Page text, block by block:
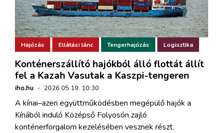
Hajózás Ellátási lánc Tengerhajózás Logisztika
Konténerszállító hajókból álló flottát állít
fel a Kazah Vasutak a Kaszpi-tengeren
iho.hu · 2026.05.19. 10:30
A kínai–azeri együttműködésben megépülő hajók a
Kínából induló Középső Folyosón zajló
konténerforgalom kezelésében vesznek részt.